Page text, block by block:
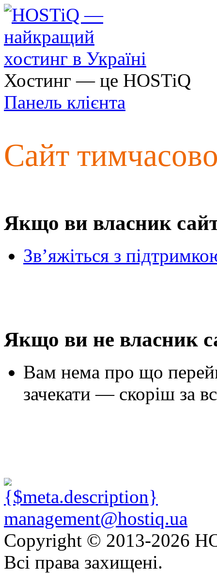
Хостинг — це HOSTiQ
Панель клієнта
Сайт
Якщо ви власник
Зв’яжіться з
Якщо ви не власник
Вам нема про що
зачекати — скоріш за
management@hostiq.ua
Copyright © 2013-2026
Всі права захищені.